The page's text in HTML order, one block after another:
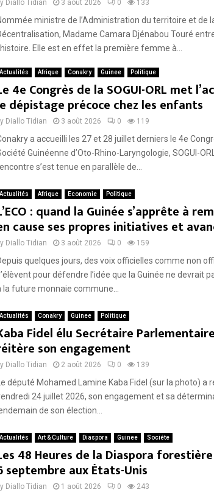
Diallo Tidian 3 août 2026 0 133
ministre de l’Administration du territoire et de
Madame Camara Djénabou Touré
Elle est en effet la première femme à...
Actualités Afrique Conakry Guinee Politique
4e Congrès de la SOGUI-ORL met
dépistage précoce chez les enfants
Diallo Tidian 3 août 2026 0 119
a accueilli les 27 et 28 juillet derniers le 4e
Guinéenne d’Oto-Rhino-Laryngologie, SOGUI-
s’est tenue en parallèle de...
Actualités Afrique Economie Politique
: quand la Guinée s’apprête à
cause ses propres initiatives et
Diallo Tidian 3 août 2026 0 159
quelques jours, des voix officielles comme non
pour défendre l’idée que la Guinée ne devrait
la future monnaie commune...
Actualités Conakry Guinee Politique
Fidel élu Secrétaire
son engagement
Diallo Tidian 2 août 2026 0 139
député Mohamed Lamine Kaba Fidel (sur la photo) a
24 juillet 2026, son engagement et sa
de son élection...
Actualités Art & Culture Diaspora Guinee Sociéte
48 Heures de la Diaspora
septembre aux États-Unis
Diallo Tidian 1 août 2026 0 243